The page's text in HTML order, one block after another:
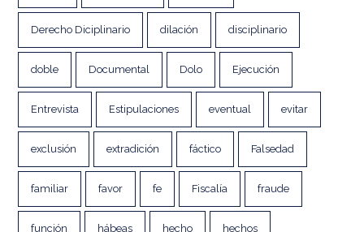
Derecho Diciplinario dilación disciplinario
doble Documental Dolo Ejecución
Entrevista Estipulaciones eventual evitar
exclusión extradición fáctico Falsedad
familiar favor fe Fiscalía fraude
función hábeas hecho hechos